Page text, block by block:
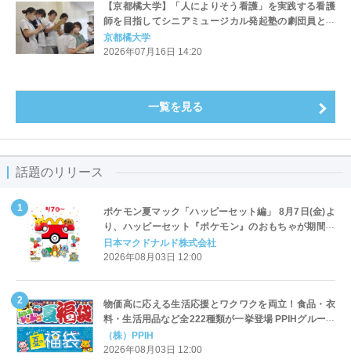
【京都橘大学】「人によりそう看護」を実践する看護
師を目指してシニアミュージカル発起塾の劇団員と連
携した現場演習を実施
京都橘大学
2026年07月16日 14:20
一覧を見る
話題のリリース
ポケモン夏マック「ハッピーセット編」 8月7日(金)よ
り、ハッピーセット『ポケモン』のおもちゃが期間限
定登場
日本マクドナルド株式会社
2026年08月03日 12:00
物価高に応える生活応援とワクワクを両立！食品・衣
料・生活用品など全222種類が一挙登場 PPIHグループ
「夏福袋」＆セール 8月6日(木)より順次スタート
（株）PPIH
2026年08月03日 12:00